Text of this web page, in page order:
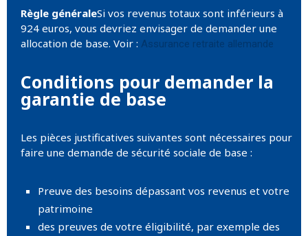
Règle généraleSi vos revenus totaux sont inférieurs à
924 euros, vous devriez envisager de demander une
allocation de base. Voir : Assurance retraite allemande
Conditions pour demander la
garantie de base
Les pièces justificatives suivantes sont nécessaires pour
faire une demande de sécurité sociale de base :
Preuve des besoins dépassant vos revenus et votre
patrimoine
des preuves de votre éligibilité, par exemple des